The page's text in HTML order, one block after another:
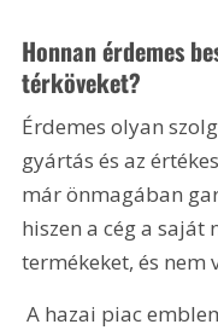
Honnan érdemes
térköveket?
Érdemes olyan
gyártás és az
már önmagában
hiszen a cég a
termékeket, és nem
A hazai piac emblematikus szereplője, a 100%-os